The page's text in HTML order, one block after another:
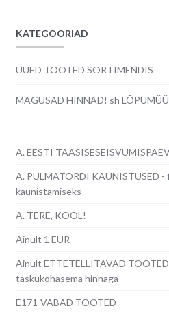
KATEGOORIAD
UUED TOOTED SORTIMENDIS
MAGUSAD HINNAD! sh
A. EESTI
A. PULMATORDI KAUNISTUSED
kaunistamiseks
A. TERE, KOOL!
Ainult 1 EUR
Ainult ETTETELLITAVAD
taskukohasema hinnaga
E171-VABAD TOOTED